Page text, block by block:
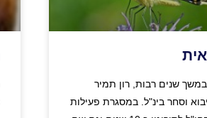
שנים רבות, רון תמיר
וסחר בינ"ל. במסגרת פעילות